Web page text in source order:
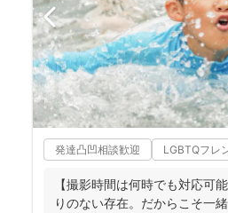
発達凸凹相談歓迎 LGBTQフレ
【撮影時間は何時でも対応可
りのない存在。だからこそ一